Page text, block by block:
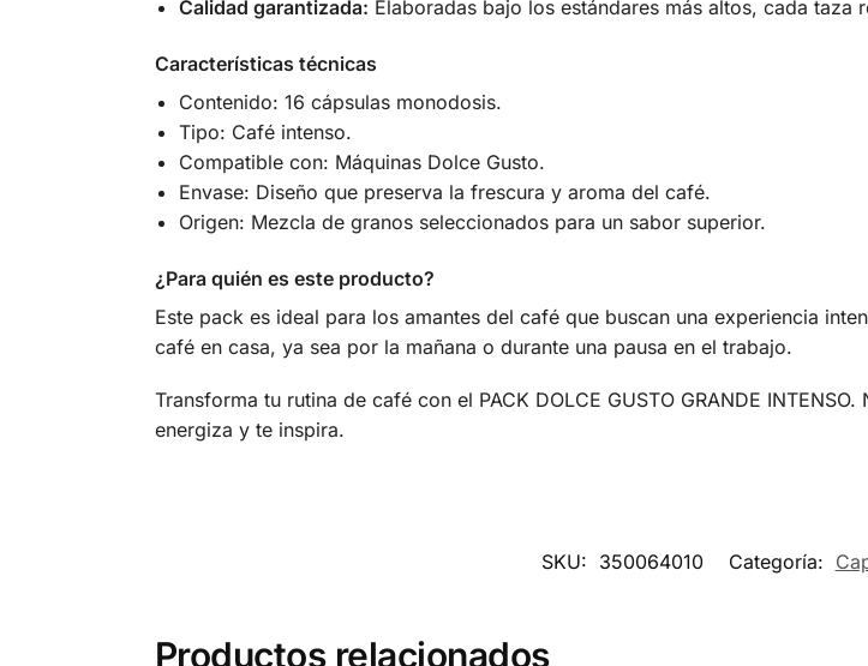
Calidad garantizada: Elaboradas bajo los estándares más altos, cada
Características técnicas
Contenido: 16 cápsulas monodosis.
Tipo: Café intenso.
Compatible con: Máquinas Dolce Gusto.
Envase: Diseño que preserva la frescura y aroma del café.
Origen: Mezcla de granos seleccionados para un sabor superior.
¿Para quién es este producto?
Este pack es ideal para los amantes del café que buscan una experiencia
café en casa, ya sea por la mañana o durante una pausa en el trabajo.
Transforma tu rutina de café con el PACK DOLCE GUSTO GRANDE
energiza y te inspira.
SKU: 350064010 Categoría:
Productos relacionados